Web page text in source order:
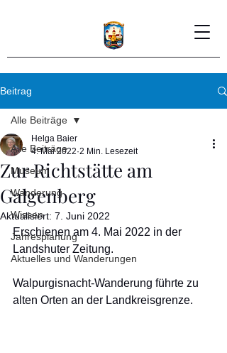
Beitrag
Alle Beiträge
Museum
Wanderung
Wissen
Jahresplanung
Aktuelles und Wanderungen
Alle Beiträge
Zur Richtstätte am
Galgenberg
Helga Baier
4. Mai 2022 2 Min. Lesezeit
Aktualisiert: 7. Juni 2022
Erschienen am 4. Mai 2022 in der
Landshuter Zeitung.
Walpurgisnacht-Wanderung führte zu
alten Orten an der Landkreisgrenze.